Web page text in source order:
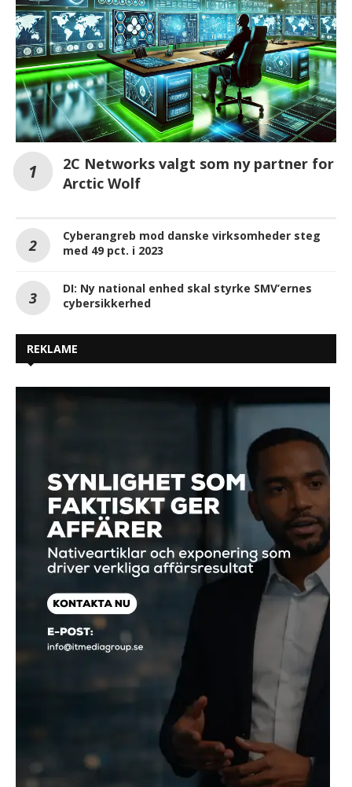
2C Networks valgt som ny partner for
Arctic Wolf
Cyberangreb mod danske virksomheder steg
med 49 pct. i 2023
DI: Ny national enhed skal styrke SMV’ernes
REKLAME